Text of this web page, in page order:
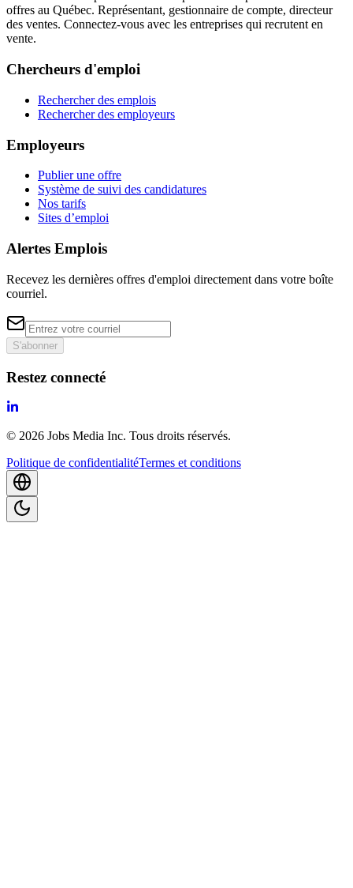
offres au Québec. Représentant, gestionnaire de compte, directeur
des ventes. Connectez-vous avec les entreprises qui recrutent en
vente.
Chercheurs d'emploi
Rechercher des emplois
Rechercher des employeurs
Employeurs
Publier une offre
Système de suivi des candidatures
Nos tarifs
Sites d’emploi
Alertes Emplois
Recevez les dernières offres d'emploi directement dans votre boîte
courriel.
S'abonner
Restez connecté
© 2026 Jobs Media Inc. Tous droits réservés.
Politique de confidentialitéTermes et conditions